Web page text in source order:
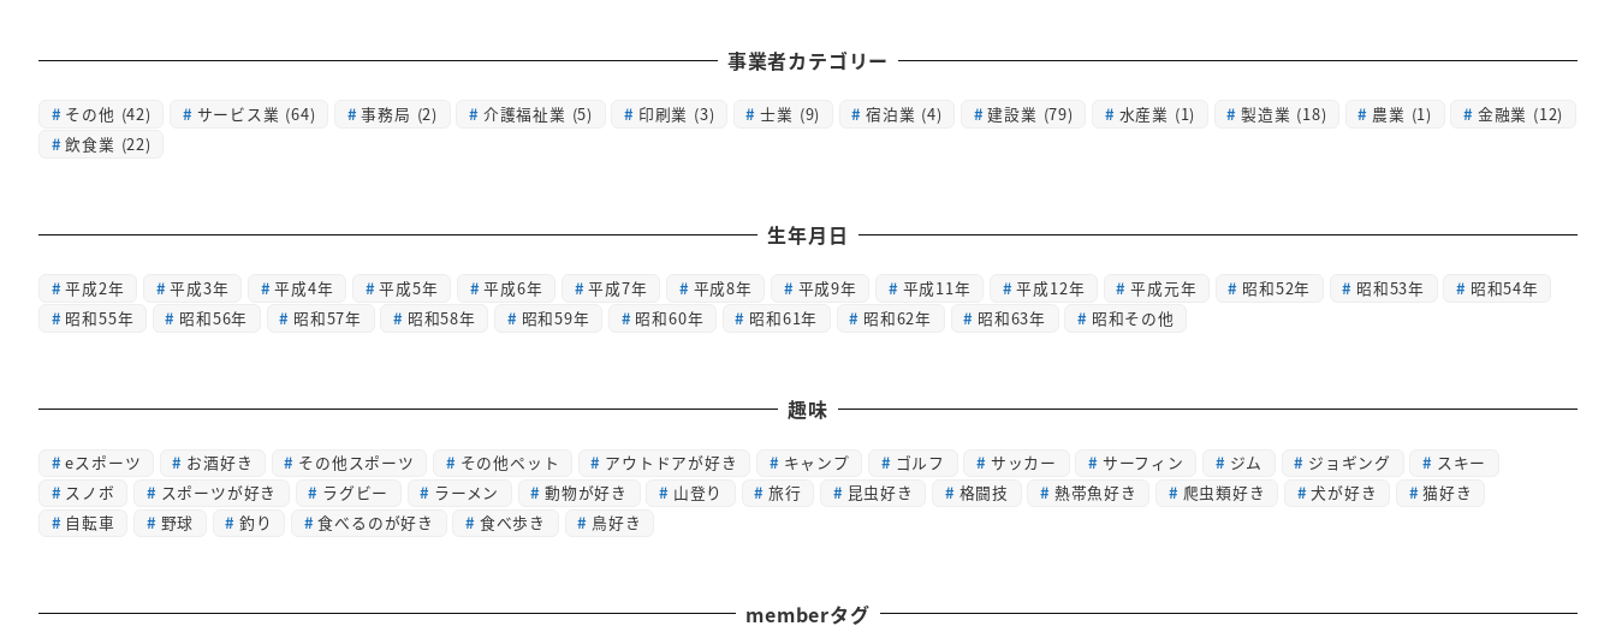
事業者カテゴリー
その他 (42) サービス業 (64) 事務局 (2) 介護福祉業 (5) 印刷業 (3) 士業 (9) 宿泊業 (4) 建設業 (79) 水産業 (1) 製造業 (18) 農業 (1) 金融業 (12)
飲食業 (22)
生年月日
平成2年 平成3年 平成4年 平成5年 平成6年 平成7年 平成8年 平成9年 平成11年 平成12年 平成元年 昭和52年 昭和53年
昭和54年
昭和55年
昭和56年 昭和57年 昭和58年 昭和59年 昭和60年 昭和61年 昭和62年 昭和63年 昭和その他
趣味
eスポーツ お酒好き その他スポーツ その他ペット アウトドアが好き キャンプ ゴルフ サッカー サーフィン ジム ジョギング
スキー
スノボ
スポーツが好き ラグビー ラーメン 動物が好き 山登り 旅行 昆虫好き 格闘技 熱帯魚好き 爬虫類好き 犬が好き
猫好き
自転車
野球 釣り 食べるのが好き 食べ歩き 鳥好き
memberタグ